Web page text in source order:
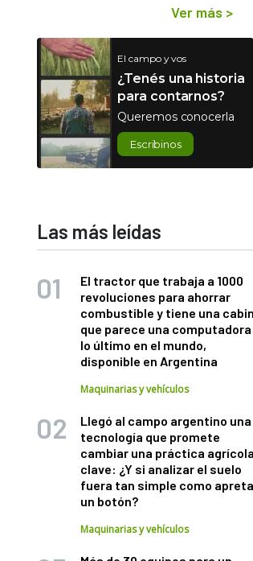
Ver más >
El campo y vos
¿Tenés una historia
para contarnos?
Queremos conocerla
Escribinos
Las más leídas
El tractor que trabaja a 1000
revoluciones para ahorrar
combustible y tiene una
que parece una
lo último en el mundo,
disponible en Argentina
Maquinarias y vehículos
Llegó al campo argentino una
tecnología que promete
cambiar una práctica agrícola
clave: ¿Y si analizar el suelo
fuera tan simple como
un botón?
Maquinarias y vehículos